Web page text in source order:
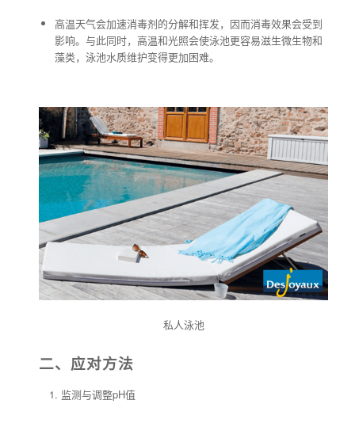
高温天气会加速消毒剂的分解和挥发，因而消毒效果会受到
影响。与此同时，高温和光照会使泳池更容易滋生微生物和
藻类，泳池水质维护变得更加困难。
私人泳池
二、应对方法
监测与调整pH值